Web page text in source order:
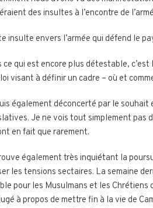
des insultes à l’encontre de
insulte envers l’armée qui défend le
ce qui est encore plus détestable,
visant à définir un cadre – où et
également déconcerté par le souhait
Je ne vois tout simplement pas
en fait que rarement.
également très inquiétant la
les tensions sectaires. La semaine
pour les Musulmans et les
à propos de mettre fin à la vie de